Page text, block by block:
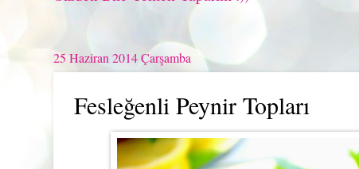
25 Haziran 2014 Çarşamba
Fesleğenli Peynir Topları